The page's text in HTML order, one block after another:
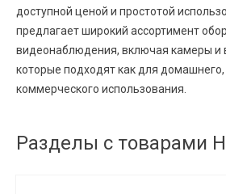
доступной ценой и простотой
предлагает широкий ассортимент
видеонаблюдения, включая камеры и
которые подходят как для домашнего,
коммерческого использования.
Разделы с товарами